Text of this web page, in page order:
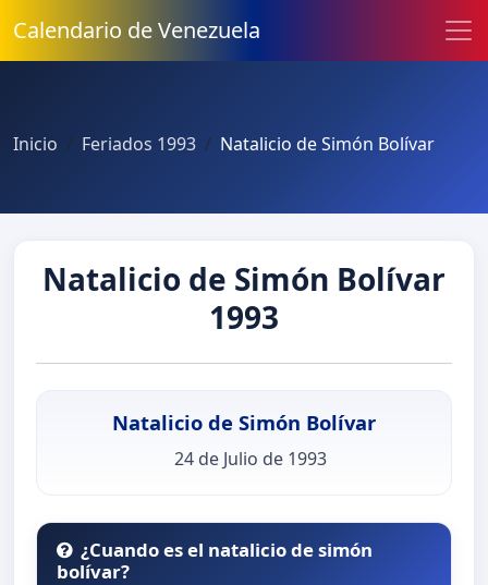
Calendario de Venezuela
Inicio Feriados 1993 Natalicio de Simón Bolívar
Natalicio de Simón Bolívar
1993
Natalicio de Simón Bolívar
24 de Julio de 1993
¿Cuando es el natalicio de simón
bolívar?